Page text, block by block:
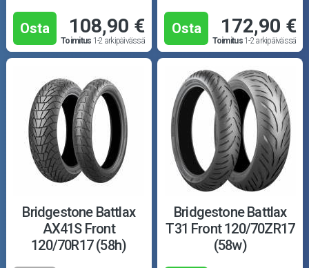
Osta
108,90 €
Toimitus 1-2 arkipäivässä
Osta 172,90 €
Toimitus1-2 arkipäivässä
Bridgestone Battlax
AX41S Front
120/70R17 (58h)
Bridgestone Battlax
T31 Front 120/70ZR17
(58w)